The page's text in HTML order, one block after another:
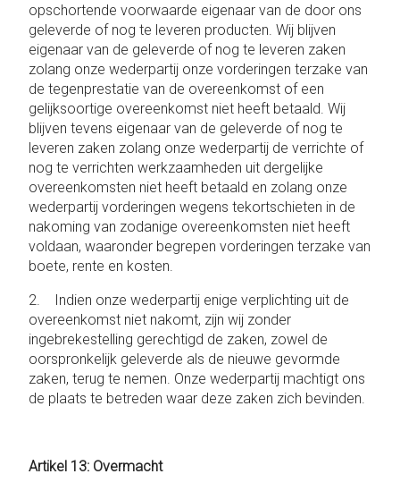
opschortende voorwaarde eigenaar van de door ons
geleverde of nog te leveren producten. Wij blijven
eigenaar van de geleverde of nog te leveren zaken
zolang onze wederpartij onze vorderingen terzake van
de tegenprestatie van de overeenkomst of een
gelijksoortige overeenkomst niet heeft betaald. Wij
blijven tevens eigenaar van de geleverde of nog te
leveren zaken zolang onze wederpartij de verrichte of
nog te verrichten werkzaamheden uit dergelijke
overeenkomsten niet heeft betaald en zolang onze
wederpartij vorderingen wegens tekortschieten in de
nakoming van zodanige overeenkomsten niet heeft
voldaan, waaronder begrepen vorderingen terzake van
boete, rente en kosten.
2. Indien onze wederpartij enige verplichting uit de
overeenkomst niet nakomt, zijn wij zonder
ingebrekestelling gerechtigd de zaken, zowel de
oorspronkelijk geleverde als de nieuwe gevormde
zaken, terug te nemen. Onze wederpartij machtigt ons
de plaats te betreden waar deze zaken zich bevinden.
Artikel 13: Overmacht